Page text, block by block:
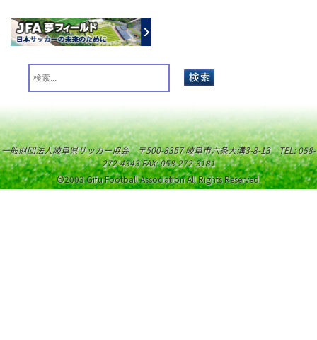
一般財団法人岐阜県サッカー協会 〒500-8357 岐阜市六条大溝3-8-13 TEL: 058-
272-4343 FAX: 058-272-3181
©2003 Gifu Football Association All Rights Reserved.